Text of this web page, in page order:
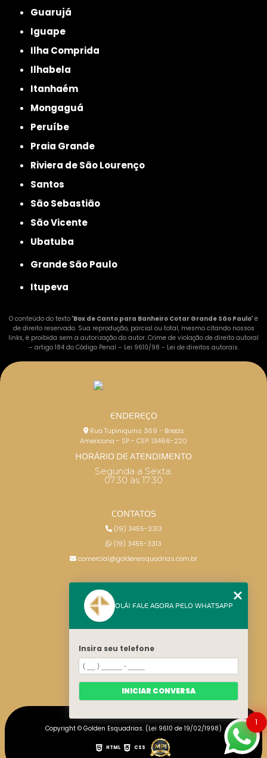
Guarujá
Iguape
Ilha Comprida
Ilhabela
Itanhaém
Mongaguá
Peruíbe
Praia Grande
Riviera de São Lourenço
Santos
São Sebastião
São Vicente
Ubatuba
Grande São Paulo
Itupeva
O conteúdo do texto "Box de Canto para Banheiro Cotar Grande São Paulo" é
de direito reservado. Sua reprodução, parcial ou total, mesmo citando nossos
links, é proibida sem a autorização do autor. Crime de violação de direito autoral
– artigo 184 do Código Penal – Lei 9610/98 - Lei de direitos autorais.
ENDEREÇO
Rua Tupiniquins 369 - Brieds
Americana - SP - CEP: 13466-220
HORÁRIO DE ATENDIMENTO
Segunda a Sexta:
07:30 às 17:30
CONTATOS
(19) 3455-3313
(19) 3455-3313
comercial@goldenesquadrias.com.br
HOME
CATEGORIAS
MAPA DO SITE
Copyright © Golden Esquadrias. (Lei 9610 de 19/02/1998)
HTML CSS
1
OLÁ! FALE AGORA PELO WHATSAPP
Insira seu telefone
INICIAR CONVERSA